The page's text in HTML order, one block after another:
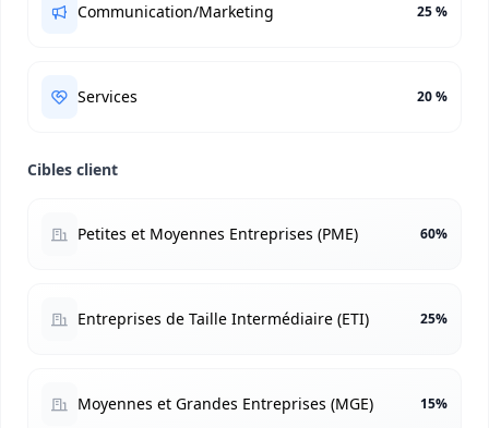
Communication/Marketing 25 %
Services 20 %
Cibles client
Petites et Moyennes Entreprises (PME) 60%
Entreprises de Taille Intermédiaire (ETI) 25%
Moyennes et Grandes Entreprises (MGE) 15%